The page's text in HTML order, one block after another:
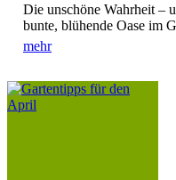
Die unschöne Wahrheit –
bunte, blühende Oase im
mehr